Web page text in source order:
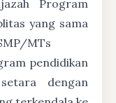
Program
yang sama
MTs
pendidikan
dengan